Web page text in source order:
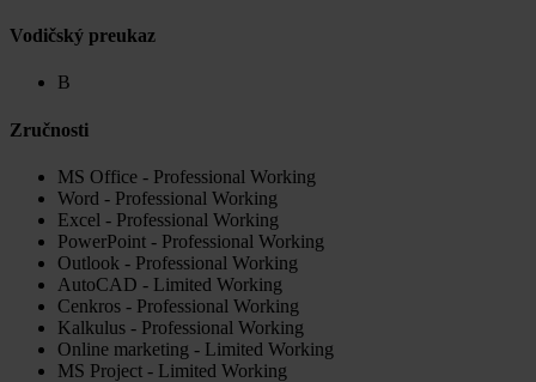
Vodičský preukaz
B
Zručnosti
MS Office - Professional Working
Word - Professional Working
Excel - Professional Working
PowerPoint - Professional Working
Outlook - Professional Working
AutoCAD - Limited Working
Cenkros - Professional Working
Kalkulus - Professional Working
Online marketing - Limited Working
MS Project - Limited Working